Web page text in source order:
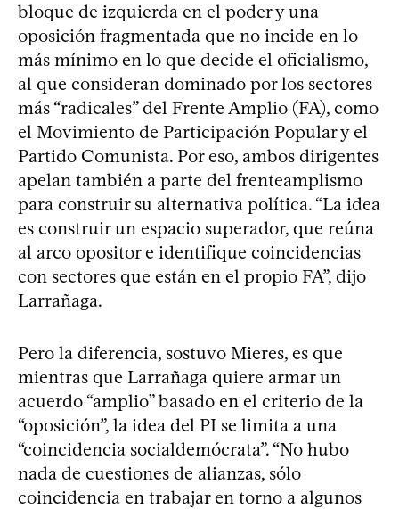
bloque de izquierda en el poder y una
oposición fragmentada que no incide en lo
más mínimo en lo que decide el oficialismo,
al que consideran dominado por los sectores
más “radicales” del Frente Amplio (FA), como
el Movimiento de Participación Popular y el
Partido Comunista. Por eso, ambos dirigentes
apelan también a parte del frenteamplismo
para construir su alternativa política. “La idea
es construir un espacio superador, que reúna
al arco opositor e identifique coincidencias
con sectores que están en el propio FA”, dijo
Larrañaga.
Pero la diferencia, sostuvo Mieres, es que
mientras que Larrañaga quiere armar un
acuerdo “amplio” basado en el criterio de la
“oposición”, la idea del PI se limita a una
“coincidencia socialdemócrata”. “No hubo
nada de cuestiones de alianzas, sólo
coincidencia en trabajar en torno a algunos